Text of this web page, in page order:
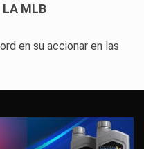
LA MLB
en su accionar en las